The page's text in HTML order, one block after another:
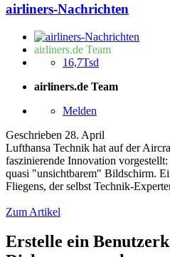
airliners-Nachrichten
airliners.de Team
16,7Tsd
airliners.de Team
Melden
Geschrieben 28. April
Lufthansa Technik hat auf der
faszinierende Innovation
quasi "unsichtbarem" Bildschirm.
Fliegens, der selbst Technik-
Zum Artikel
Erstelle ein